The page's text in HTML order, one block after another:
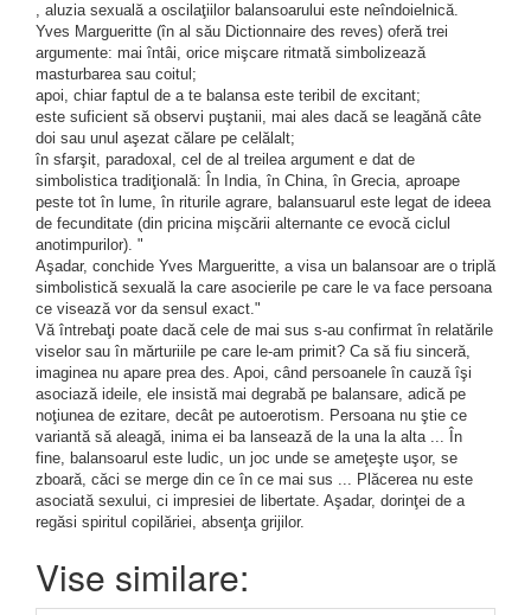
, aluzia sexuală a oscilaţiilor balansoarului este neîndoielnică.
Yves Margueritte (în al său Dictionnaire des reves) oferă trei
argumente: mai întâi, orice mişcare ritmată simbolizează
masturbarea sau coitul;
apoi, chiar faptul de a te balansa este teribil de excitant;
este suficient să observi puştanii, mai ales dacă se leagănă câte
doi sau unul aşezat călare pe celălalt;
în sfarşit, paradoxal, cel de al treilea argument e dat de
simbolistica tradiţională: În India, în China, în Grecia, aproape
peste tot în lume, în riturile agrare, balansuarul este legat de ideea
de fecunditate (din pricina mişcării alternante ce evocă ciclul
anotimpurilor). "
Aşadar, conchide Yves Margueritte, a visa un balansoar are o triplă
simbolistică sexuală la care asocierile pe care le va face persoana
ce visează vor da sensul exact."
Vă întrebaţi poate dacă cele de mai sus s-au confirmat în relatările
viselor sau în mărturiile pe care le-am primit? Ca să fiu sinceră,
imaginea nu apare prea des. Apoi, când persoanele în cauză îşi
asociază ideile, ele insistă mai degrabă pe balansare, adică pe
noţiunea de ezitare, decât pe autoerotism. Persoana nu ştie ce
variantă să aleagă, inima ei ba lansează de la una la alta ... În
fine, balansoarul este ludic, un joc unde se ameţeşte uşor, se
zboară, căci se merge din ce în ce mai sus ... Plăcerea nu este
asociată sexului, ci impresiei de libertate. Aşadar, dorinţei de a
regăsi spiritul copilăriei, absenţa grijilor.
Vise similare: